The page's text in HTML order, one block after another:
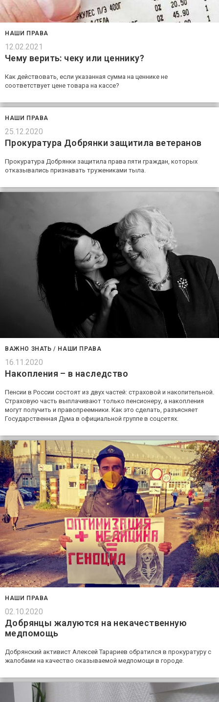
НАШИ ПРАВА
12.02.2021
Чему верить: чеку или ценнику?
Как действовать, если указанная сумма на ценнике не
соответствует цене товара на кассе?
НАШИ ПРАВА
25.12.2020
Прокуратура Добрянки защитила ветеранов
Прокуратура Добрянки защитила права пяти граждан, которых
отказывались признавать тружениками тыла.
ВАЖНО ЗНАТЬ / НАШИ ПРАВА
16.11.2020
Накопления – в наследство
Пенсии в России состоят из двух частей: страховой и накопительной.
Страховую часть выплачивают только пенсионеру, а накопления
могут получить и правопреемники. Как это сделать, разъясняет
Государственная Дума в официальной группе в соцсетях.
НАШИ ПРАВА
02.10.2020
Добрянцы жалуются на некачественную
медпомощь
Добрянский активист Алексей Тарариев обратился в прокуратуру с
жалобами на качество оказываемой медпомощи в городе.